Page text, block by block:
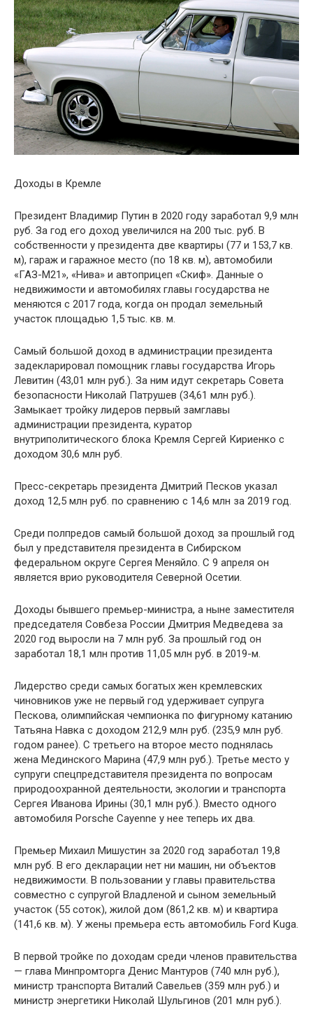
Доходы в Кремле
Президент Владимир Путин в 2020 году заработал 9,9 млн
руб. За год его доход увеличился на 200 тыс. руб. В
собственности у президента две квартиры (77 и 153,7 кв.
м), гараж и гаражное место (по 18 кв. м), автомобили
«ГАЗ-М21», «Нива» и автоприцеп «Скиф». Данные о
недвижимости и автомобилях главы государства не
меняются с 2017 года, когда он продал земельный
участок площадью 1,5 тыс. кв. м.
Самый большой доход в администрации президента
задекларировал помощник главы государства Игорь
Левитин (43,01 млн руб.). За ним идут секретарь Совета
безопасности Николай Патрушев (34,61 млн руб.).
Замыкает тройку лидеров первый замглавы
администрации президента, куратор
внутриполитического блока Кремля Сергей Кириенко с
доходом 30,6 млн руб.
Пресс-секретарь президента Дмитрий Песков указал
доход 12,5 млн руб. по сравнению с 14,6 млн за 2019 год.
Среди полпредов самый большой доход за прошлый год
был у представителя президента в Сибирском
федеральном округе Сергея Меняйло. С 9 апреля он
является врио руководителя Северной Осетии.
Доходы бывшего премьер-министра, а ныне заместителя
председателя Совбеза России Дмитрия Медведева за
2020 год выросли на 7 млн руб. За прошлый год он
заработал 18,1 млн против 11,05 млн руб. в 2019-м.
Лидерство среди самых богатых жен кремлевских
чиновников уже не первый год удерживает супруга
Пескова, олимпийская чемпионка по фигурному катанию
Татьяна Навка с доходом 212,9 млн руб. (235,9 млн руб.
годом ранее). С третьего на второе место поднялась
жена Мединского Марина (47,9 млн руб.). Третье место у
супруги спецпредставителя президента по вопросам
природоохранной деятельности, экологии и транспорта
Сергея Иванова Ирины (30,1 млн руб.). Вместо одного
автомобиля Porsche Cayenne у нее теперь их два.
Премьер Михаил Мишустин за 2020 год заработал 19,8
млн руб. В его декларации нет ни машин, ни объектов
недвижимости. В пользовании у главы правительства
совместно с супругой Владленой и сыном земельный
участок (55 соток), жилой дом (861,2 кв. м) и квартира
(141,6 кв. м). У жены премьера есть автомобиль Ford Kuga.
В первой тройке по доходам среди членов правительства
— глава Минпромторга Денис Мантуров (740 млн руб.),
министр транспорта Виталий Савельев (359 млн руб.) и
министр энергетики Николай Шульгинов (201 млн руб.).